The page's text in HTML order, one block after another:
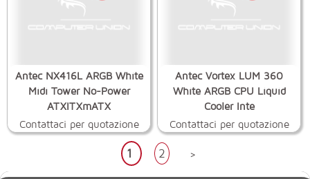
Antec NX416L ARGB White
Midi Tower No-Power
ATXITXmATX
Contattaci per quotazione
Antec Vortex LUM 360
White ARGB CPU Liquid
Cooler Inte
Contattaci per quotazione
1 2 >